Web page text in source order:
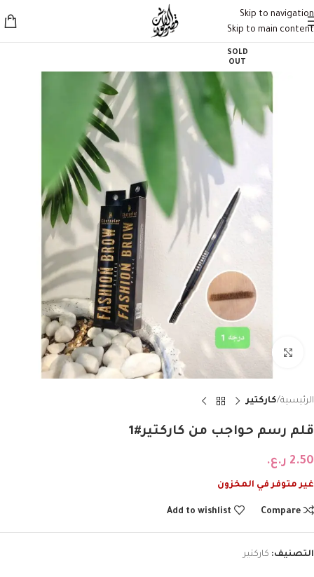
Skip to navigation
Skip to main content
SOLD
OUT
الرئيسية كاركتير
قلم رسم حواجب من كاركتير#1
2.50 ر.ع.
غير متوفر في المخزون
Compare
Add to wishlist
التصنيف: كاركتير